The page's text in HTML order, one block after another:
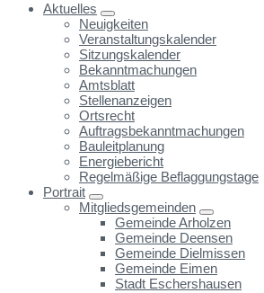
Aktuelles
Neuigkeiten
Veranstaltungskalender
Sitzungskalender
Bekanntmachungen
Amtsblatt
Stellenanzeigen
Ortsrecht
Auftragsbekanntmachungen
Bauleitplanung
Energiebericht
Regelmäßige Beflaggungstage
Portrait
Mitgliedsgemeinden
Gemeinde Arholzen
Gemeinde Deensen
Gemeinde Dielmissen
Gemeinde Eimen
Stadt Eschershausen